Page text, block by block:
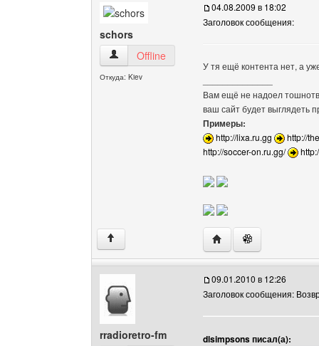
schors
schors Посмотреть профиль
Offline
Откуда: Kiev
04.08.2009 в 18:02
Заголовок сообщения:
У тя ещё контента нет, а
Вам ещё не надоел
ваш сайт будет выглядеть
Примеры:
http://lixa.ru.gg
http://
http://soccer-on.ru.gg/
↑ Посетить сайт
rradioretro-fm
09.01.2010 в 12:26
Заголовок сообщения:
dlsimpsons писал(а):